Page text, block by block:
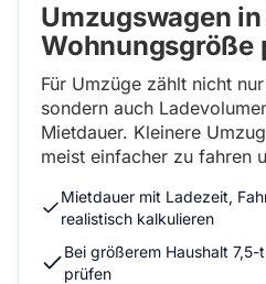
Umzugswagen
Wohnungsgröße
Für Umzüge zählt nicht
sondern auch
Mietdauer. Kleinere
meist einfacher zu fahren
Mietdauer mit Ladezeit,
realistisch kalkulieren
Bei größerem Haushalt
prüfen